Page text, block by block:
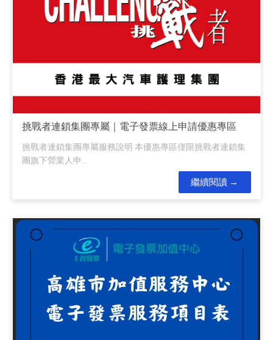
挑戰者連鎖集團專屬｜電子發票線上申請優惠專區
挑戰者連鎖集團專屬服務說明 本優惠專區僅限挑戰者連鎖集
團旗下營業人申...
繼續閱讀